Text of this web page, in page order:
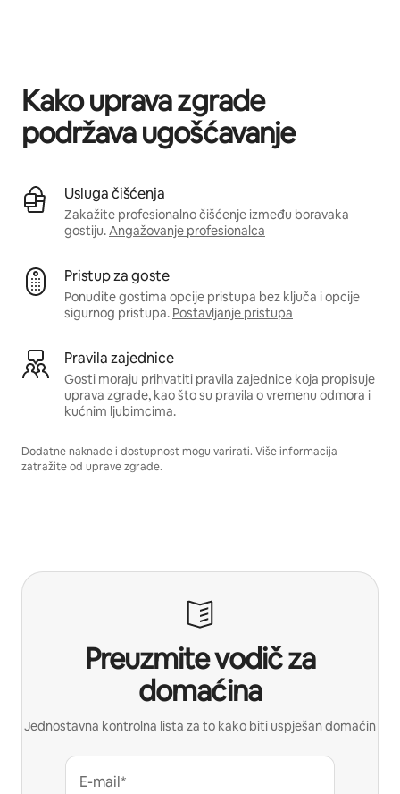
Kako uprava zgrade
podržava ugošćavanje
Usluga čišćenja
Zakažite profesionalno čišćenje između boravaka
gostiju.Angažovanje profesionalca
Pristup za goste
Ponudite gostima opcije pristupa bez ključa i opcije
sigurnog pristupa. Postavljanje pristupa
Pravila zajednice
Gosti moraju prihvatiti pravila zajednice koja propisuje
uprava zgrade, kao što su pravila o vremenu odmora i
kućnim ljubimcima.
Dodatne naknade i dostupnost mogu varirati. Više informacija
zatražite od uprave zgrade.
Preuzmite vodič za
domaćina
Jednostavna kontrolna lista za to kako biti uspješan domaćin
E-mail*